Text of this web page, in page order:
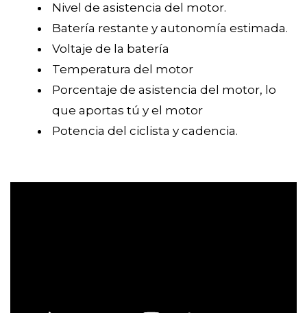
Nivel de asistencia del motor.
Batería restante y autonomía estimada.
Voltaje de la batería
Temperatura del motor
Porcentaje de asistencia del motor, lo
que aportas tú y el motor
Potencia del ciclista y cadencia.